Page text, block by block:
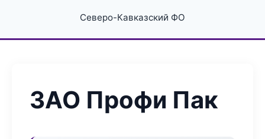
Северо-Кавказский ФО
ЗАО Профи Пак